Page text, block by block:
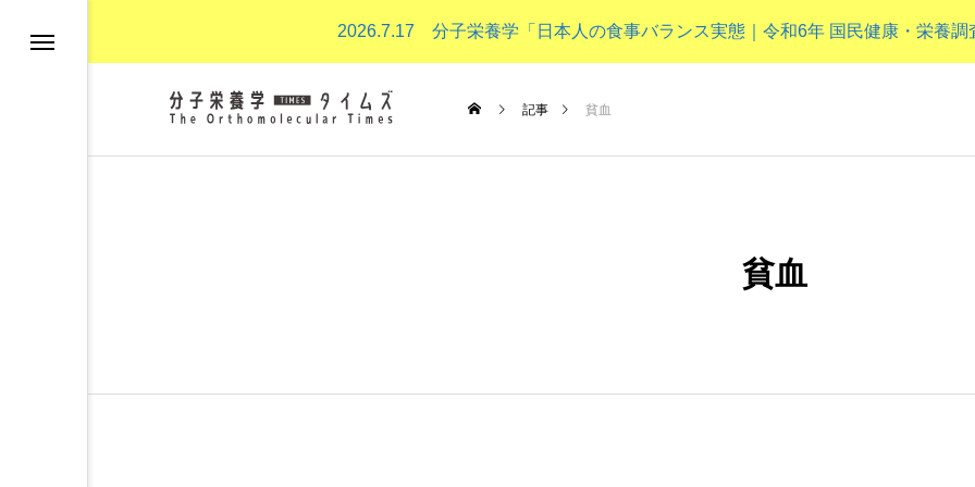
2026.7.17 分子栄養学「日本人の食事バランス実態｜令和6年 国民健康・栄養調
記事 貧血
貧血